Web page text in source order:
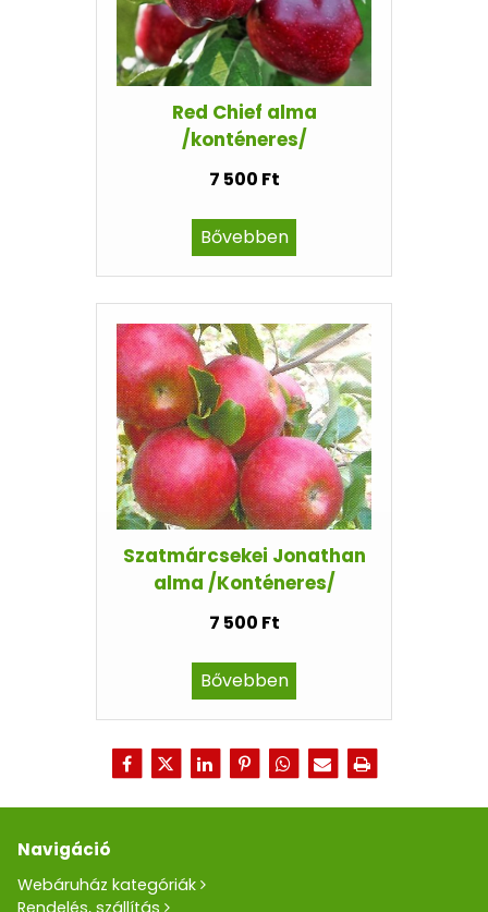
Red Chief alma
/konténeres/
7 500 Ft
Bővebben
Szatmárcsekei Jonathan
alma /Konténeres/
7 500 Ft
Bővebben
Navigáció
Webáruház kategóriák
Rendelés, szállítás